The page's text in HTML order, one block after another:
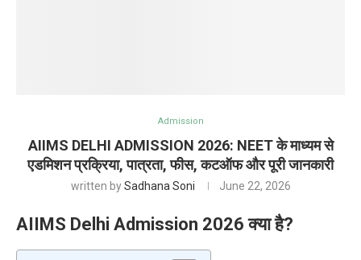
Admission
AIIMS DELHI ADMISSION 2026: NEET के माध्यम से
एडमिशन प्रक्रिया, पात्रता, फीस, कटऑफ और पूरी जानकारी
written bySadhana Soni June 22, 2026
AIIMS Delhi Admission 2026 क्या है?